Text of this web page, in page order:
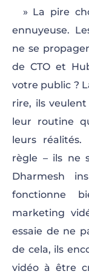
» La pire
ennuyeuse.
ne se
de CTO et
votre public ?
rire, ils
leur routine
leurs réalités.
règle – ils ne
Dharmesh
fonctionne
marketing
essaie de ne
de cela, ils
vidéo à être